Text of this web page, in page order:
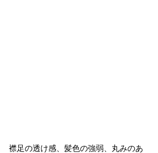
襟足の透け感、髪色の強弱、丸みのあ